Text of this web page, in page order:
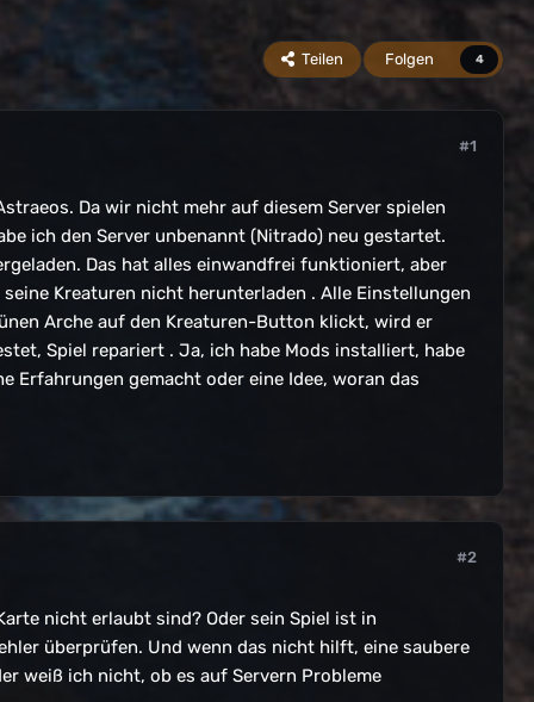
Teilen Folgen 4
#1
Da wir nicht mehr auf diesem Server spielen
ich den Server unbenannt (Nitrado) neu gestartet.
Das hat alles einwandfrei funktioniert, aber
Kreaturen nicht herunterladen . Alle Einstellungen
Arche auf den Kreaturen-Button klickt, wird er
Spiel repariert . Ja, ich habe Mods installiert, habe
Erfahrungen gemacht oder eine Idee, woran das
#2
nicht erlaubt sind? Oder sein Spiel ist in
überprüfen. Und wenn das nicht hilft, eine saubere
weiß ich nicht, ob es auf Servern Probleme